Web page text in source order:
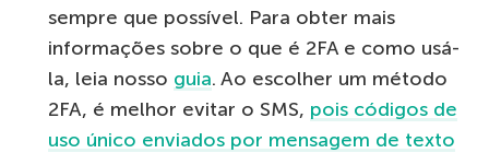
sempre que possível. Para obter mais
informações sobre o que é 2FA e como usá-
la, leia nosso guia. Ao escolher um método
2FA, é melhor evitar o SMS, pois códigos de
uso único enviados por mensagem de texto